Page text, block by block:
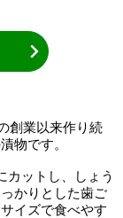
創業以来作り続
物です。
カットし、しょう
かりとした歯ご
イズで食べやす